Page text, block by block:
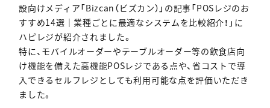
設向けメディア「Bizcan（ビズカン）」の記事「POSレジのお
すすめ14選｜業種ごとに最適なシステムを比較紹介！」に
ハピレジが紹介されました。
特に、モバイルオーダーやテーブルオーダー等の飲食店向
け機能を備えた高機能POSレジである点や、省コストで導
入できるセルフレジとしても利用可能な点を評価いただき
ました。